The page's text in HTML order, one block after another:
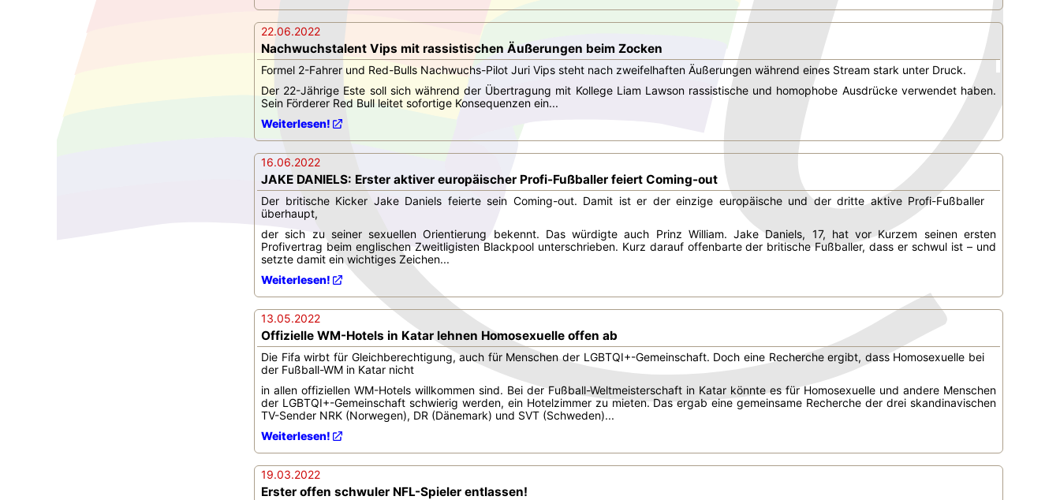
22.06.2022
Nachwuchstalent Vips mit rassistischen Äußerungen beim Zocken
Formel 2-Fahrer und Red-Bulls Nachwuchs-Pilot Juri Vips steht nach zweifelhaften Äußerungen während eines Stream stark unter Druck.
Der 22-Jährige Este soll sich während der Übertragung mit Kollege Liam Lawson rassistische und homophobe Ausdrücke verwendet haben.
Sein Förderer Red Bull leitet sofortige Konsequenzen ein...
Weiterlesen!
16.06.2022
JAKE DANIELS: Erster aktiver europäischer Profi-Fußballer feiert Coming-out
Der britische Kicker Jake Daniels feierte sein Coming-out. Damit ist er der einzige europäische und der dritte aktive Profi-Fußballer
überhaupt,
der sich zu seiner sexuellen Orientierung bekennt. Das würdigte auch Prinz William. Jake Daniels, 17, hat vor Kurzem seinen ersten
Profivertrag beim englischen Zweitligisten Blackpool unterschrieben. Kurz darauf offenbarte der britische Fußballer, dass er schwul ist – und
setzte damit ein wichtiges Zeichen...
Weiterlesen!
13.05.2022
Offizielle WM-Hotels in Katar lehnen Homosexuelle offen ab
Die Fifa wirbt für Gleichberechtigung, auch für Menschen der LGBTQI+-Gemeinschaft. Doch eine Recherche ergibt, dass Homosexuelle bei
der Fußball-WM in Katar nicht
in allen offiziellen WM-Hotels willkommen sind. Bei der Fußball-Weltmeisterschaft in Katar könnte es für Homosexuelle und andere Menschen
der LGBTQI+-Gemeinschaft schwierig werden, ein Hotelzimmer zu mieten. Das ergab eine gemeinsame Recherche der drei skandinavischen
TV-Sender NRK (Norwegen), DR (Dänemark) und SVT (Schweden)...
Weiterlesen!
19.03.2022
Erster offen schwuler NFL-Spieler entlassen!